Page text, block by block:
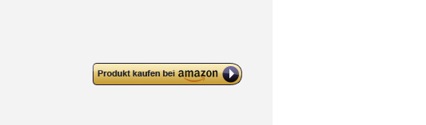
deleyCON PREMIUM 8-fach
Steckdosenleiste – Überlastschutz